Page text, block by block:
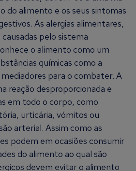
do alimento e os seus sintomas
As alergias alimentares,
pelo sistema
o alimento como um
químicas como a
para o combater. A
reação desproporcionada e
em todo o corpo, como
urticária, vómitos ou
arterial. Assim como as
podem em ocasiões consumir
do alimento ao qual são
devem evitar o alimento